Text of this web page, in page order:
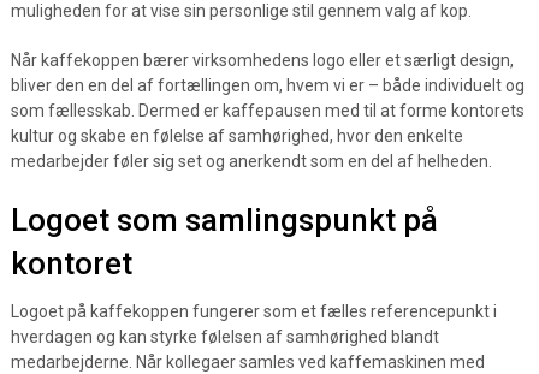
muligheden for at vise sin personlige stil gennem valg af kop.
Når kaffekoppen bærer virksomhedens logo eller et særligt design,
bliver den en del af fortællingen om, hvem vi er – både individuelt og
som fællesskab. Dermed er kaffepausen med til at forme kontorets
kultur og skabe en følelse af samhørighed, hvor den enkelte
medarbejder føler sig set og anerkendt som en del af helheden.
Logoet som samlingspunkt på
kontoret
Logoet på kaffekoppen fungerer som et fælles referencepunkt i
hverdagen og kan styrke følelsen af samhørighed blandt
medarbejderne. Når kollegaer samles ved kaffemaskinen med